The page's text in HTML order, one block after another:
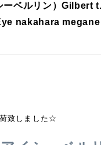
ーベルリン）
nakahara megane
致しました☆